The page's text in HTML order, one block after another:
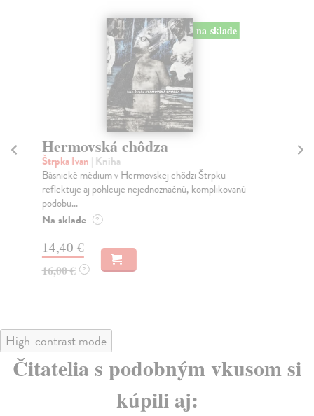
na sklade
Hermovská chôdza
Štrpka Ivan | Kniha
Básnické médium v Hermovskej chôdzi Štrpku
reflektuje aj pohlcuje nejednoznačnú, komplikovanú
podobu...
Na sklade ?
14,40 €
16,00 € ?
High-contrast mode
Čitatelia s podobným vkusom si
kúpili aj: